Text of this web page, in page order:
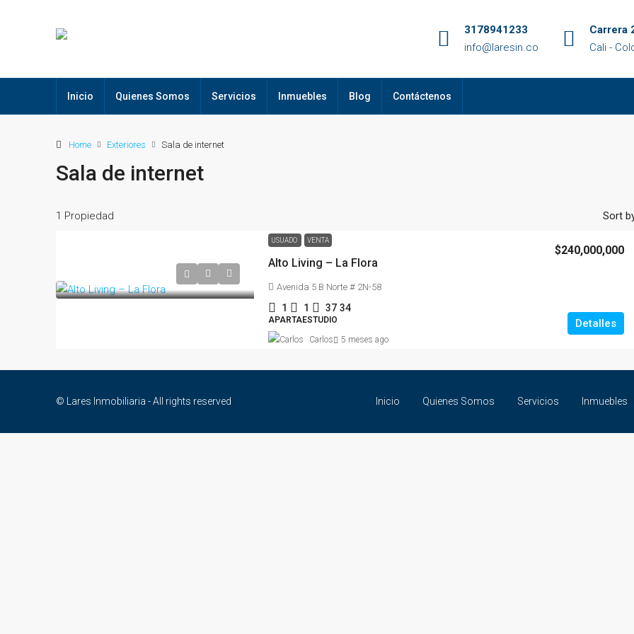
3178941233
info@laresin.co
Carrera
Cali -
Inicio Quienes Somos Servicios Inmuebles Blog Contáctenos
Home Exteriores Sala de internet
Sala de internet
1 Propiedad Sort
USUADO VENTA
Alto Living – La Flora
$240,000,000
Avenida 5 B Norte # 2N-58
1 1 37 34
APARTAESTUDIO Detalles
Carlos 5 meses ago
© Lares Inmobiliaria - All rights reserved Inicio Quienes Somos Servicios Inmuebles